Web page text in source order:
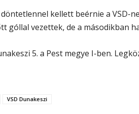
kellett beérnie a VSD-
góllal vezettek, de a másodikban
5. a Pest megye I-ben.
VSD Dunakeszi